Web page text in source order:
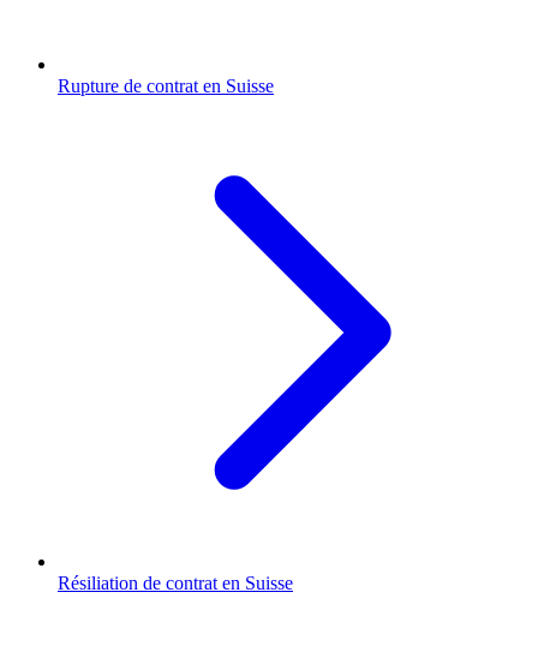
Rupture de contrat en Suisse
Résiliation de contrat en Suisse